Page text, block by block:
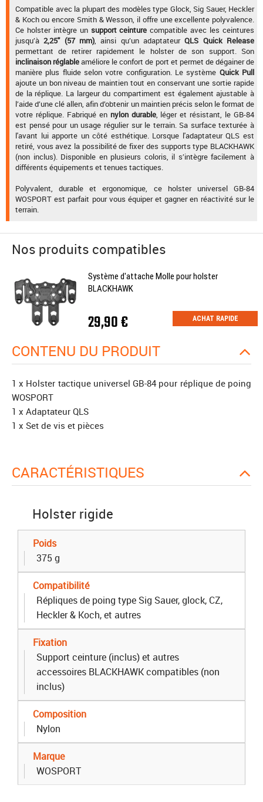
Compatible avec la plupart des modèles type Glock, Sig Sauer, Heckler
& Koch ou encore Smith & Wesson, il offre une excellente polyvalence.
Ce holster intègre un support ceinture compatible avec les ceintures
jusqu’à2,25" (57 mm) , ainsi qu’un adaptateurQLS Quick Release
permettant de retirer rapidement le holster de son support. Son
inclinaison réglableaméliore le confort de port et permet de dégainer de
manière plus fluide selon votre configuration. Le système Quick Pull
ajoute un bon niveau de maintien tout en conservant une sortie rapide
de la réplique. La largeur du compartiment est également ajustable à
l’aide d’une clé allen, afin d’obtenir un maintien précis selon le format de
votre réplique. Fabriqué en nylon durable, léger et résistant, le GB-84
est pensé pour un usage régulier sur le terrain. Sa surface texturée à
l'avant lui apporte un côté esthétique. Lorsque l'adaptateur QLS est
retiré, vous avez la possibilité de fixer des supports type BLACKHAWK
(non inclus). Disponible en plusieurs coloris, il s’intègre facilement à
différents équipements et tenues tactiques.
Polyvalent, durable et ergonomique, ce holster universel GB-84
WOSPORT est parfait pour vous équiper et gagner en réactivité sur le
terrain.
Nos produits compatibles
Système d'attache Molle pour holster
BLACKHAWK
29,90 € ACHAT RAPIDE
CONTENU DU PRODUIT
1 x Holster tactique universel GB-84 pour réplique de poing
WOSPORT
1 x Adaptateur QLS
1 x Set de vis et pièces
CARACTÉRISTIQUES
Holster rigide
Poids
375 g
Compatibilité
Répliques de poing type Sig Sauer, glock, CZ,
Heckler & Koch, et autres
Fixation
Support ceinture (inclus) et autres
accessoires BLACKHAWK compatibles (non
inclus)
Composition
Nylon
Marque
WOSPORT